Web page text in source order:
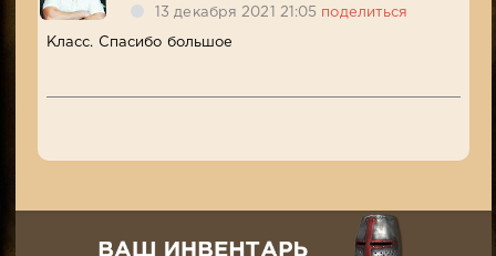
13 декабря 2021 21:05 поделиться
Класс. Спасибо большое